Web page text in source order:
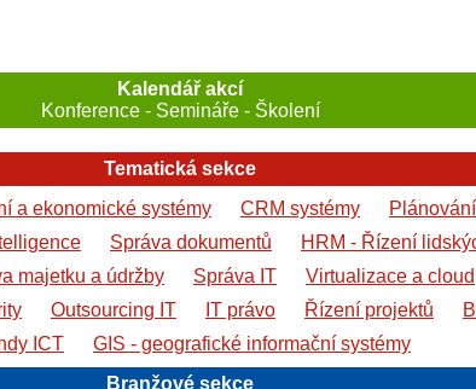
Kalendář akcí
Konference - Semináře - Školení
Tematická sekce
a ekonomické systémy CRM systémy
Správa dokumentů
HRM - Řízení
majetku a údržby Správa IT
Virtualizace a cloud
Outsourcing IT IT právo Řízení projektů
ICT
GIS - geografické informační systémy
Branžové sekce